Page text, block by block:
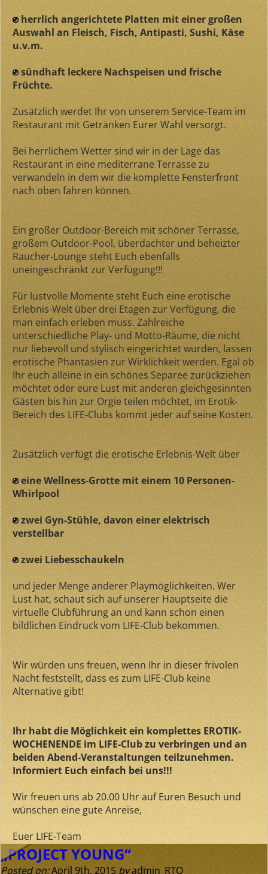
herrlich angerichtete Platten mit einer großen
Auswahl an Fleisch, Fisch, Antipasti, Sushi, Käse
u.v.m.
sündhaft leckere Nachspeisen und frische
Früchte.
Zusätzlich werdet Ihr von unserem Service-Team im
Restaurant mit Getränken Eurer Wahl versorgt.
Bei herrlichem Wetter sind wir in der Lage das
Restaurant in eine mediterrane Terrasse zu
verwandeln in dem wir die komplette Fensterfront
nach oben fahren können.
Ein großer Outdoor-Bereich mit schöner Terrasse,
großem Outdoor-Pool, überdachter und beheizter
Raucher-Lounge steht Euch ebenfalls
uneingeschränkt zur Verfügung!!!
Für lustvolle Momente steht Euch eine erotische
Erlebnis-Welt über drei Etagen zur Verfügung, die
man einfach erleben muss. Zahlreiche
unterschiedliche Play- und Motto-Räume, die nicht
nur liebevoll und stylisch eingerichtet wurden, lassen
erotische Phantasien zur Wirklichkeit werden. Egal ob
Ihr euch alleine in ein schönes Separee zurückziehen
möchtet oder eure Lust mit anderen gleichgesinnten
Gästen bis hin zur Orgie teilen möchtet, im Erotik-
Bereich des LIFE-Clubs kommt jeder auf seine Kosten.
Zusätzlich verfügt die erotische Erlebnis-Welt über
eine Wellness-Grotte mit einem 10 Personen-
Whirlpool
zwei Gyn-Stühle, davon einer elektrisch
verstellbar
zwei Liebesschaukeln
und jeder Menge anderer Playmöglichkeiten. Wer
Lust hat, schaut sich auf unserer Hauptseite die
virtuelle Clubführung an und kann schon einen
bildlichen Eindruck vom LIFE-Club bekommen.
Wir würden uns freuen, wenn Ihr in dieser frivolen
Nacht feststellt, dass es zum LIFE-Club keine
Alternative gibt!
Ihr habt die Möglichkeit ein komplettes EROTIK-
WOCHENENDE im LIFE-Club zu verbringen und an
beiden Abend-Veranstaltungen teilzunehmen.
Informiert Euch einfach bei uns!!!
Wir freuen uns ab 20.00 Uhr auf Euren Besuch und
wünschen eine gute Anreise,
Euer LIFE-Team
„PROJECT YOUNG“
Posted on:April 9th, 2015 byadmin_RTO